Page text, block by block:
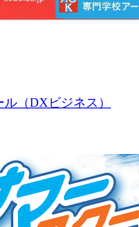
ル（DXビジネス）